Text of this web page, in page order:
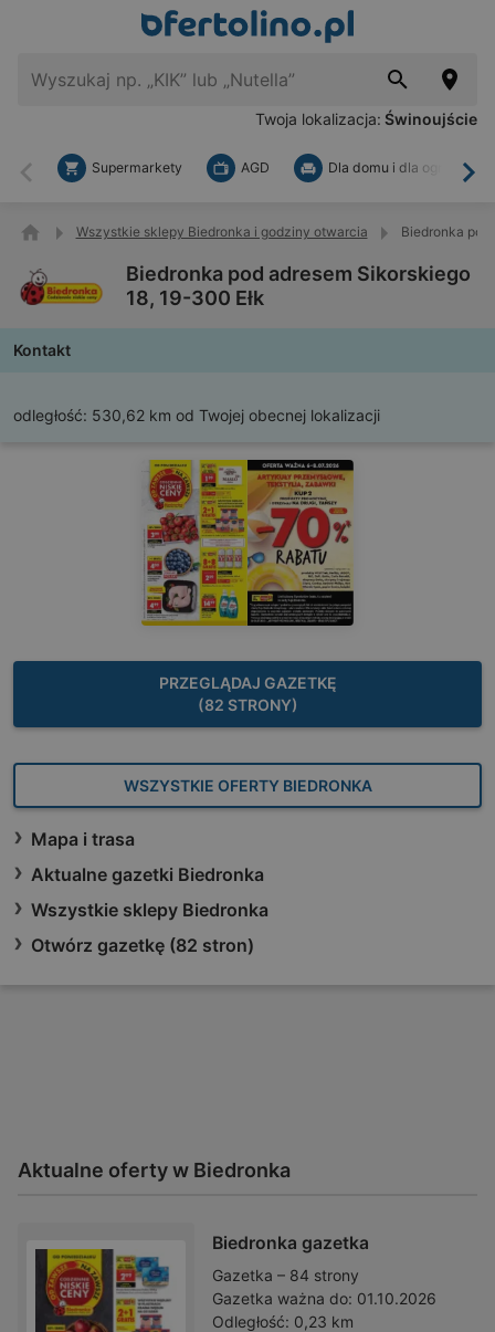
Twoja lokalizacja: Świnoujście
Wstecz
Supermarkety AGD Dla domu i dla ogrodu
Wszystkie sklepy Biedronka i godziny otwarcia Biedronka pod
Biedronka pod adresem Sikorskiego
18, 19-300 Ełk
Kontakt
odległość: 530,62 km od Twojej obecnej lokalizacji
PRZEGLĄDAJ GAZETKĘ
(82 STRONY)
WSZYSTKIE OFERTY BIEDRONKA
Mapa i trasa
Aktualne gazetki Biedronka
Wszystkie sklepy Biedronka
Otwórz gazetkę (82 stron)
Aktualne oferty w Biedronka
Biedronka gazetka
Gazetka – 84 strony
Gazetka ważna do: 01.10.2026
Odległość: 0,23 km